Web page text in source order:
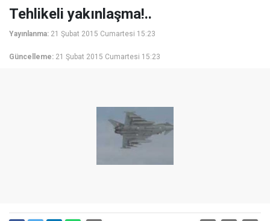
Tehlikeli yakınlaşma!..
Yayınlanma: 21 Şubat 2015 Cumartesi 15:23
Güncelleme: 21 Şubat 2015 Cumartesi 15:23